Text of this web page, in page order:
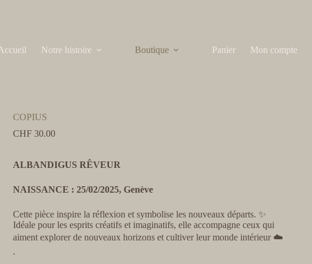
Notre histoire Boutique Panier Mon compte
COPIUS
CHF30.00
ALBANDIGUS RÊVEUR
NAISSANCE : 25/02/2025, Genève
Cette pièce inspire la réflexion et symbolise les nouveaux départs. ✨
Idéale pour les esprits créatifs et imaginatifs, elle accompagne ceux qui
aiment explorer de nouveaux horizons et cultiver leur monde intérieur ☁️
.